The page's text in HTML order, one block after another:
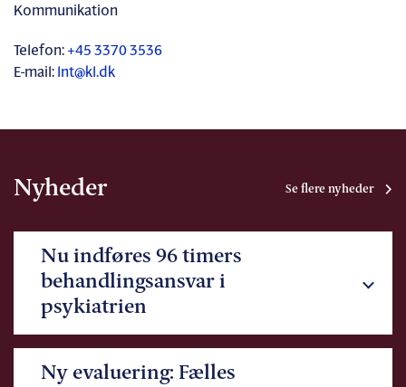
Kommunikation
Telefon: +45 3370 3536
E-mail: lnt@kl.dk
Nyheder Se flere nyheder
Nu indføres 96 timers
behandlingsansvar i
psykiatrien
Ny evaluering: Fælles